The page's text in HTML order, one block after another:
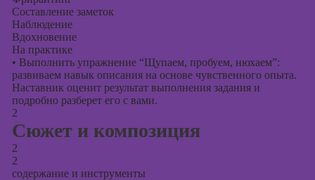
Составление заметок
Наблюдение
Вдохновение
На практике
• Выполнить упражнение “Щупаем, пробуем, нюхаем”:
развиваем навык описания на основе чувственного опыта.
Наставник оценит результат выполнения задания и
подробно разберет его с вами.
2
Сюжет и композиция
2
2
содержание и инструменты